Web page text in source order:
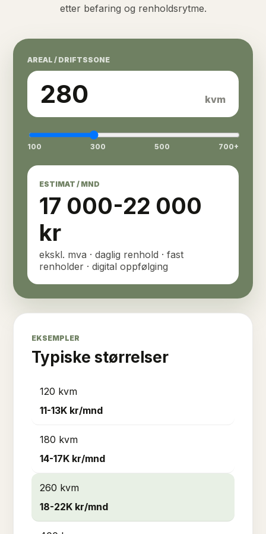
etter befaring og renholdsrytme.
AREAL / DRIFTSSONE
280 kvm
100 300 500 700+
ESTIMAT / MND
17 000-22 000
kr
ekskl. mva · daglig renhold · fast
renholder · digital oppfølging
EKSEMPLER
Typiske størrelser
120 kvm
11-13K kr/mnd
180 kvm
14-17K kr/mnd
260 kvm
18-22K kr/mnd